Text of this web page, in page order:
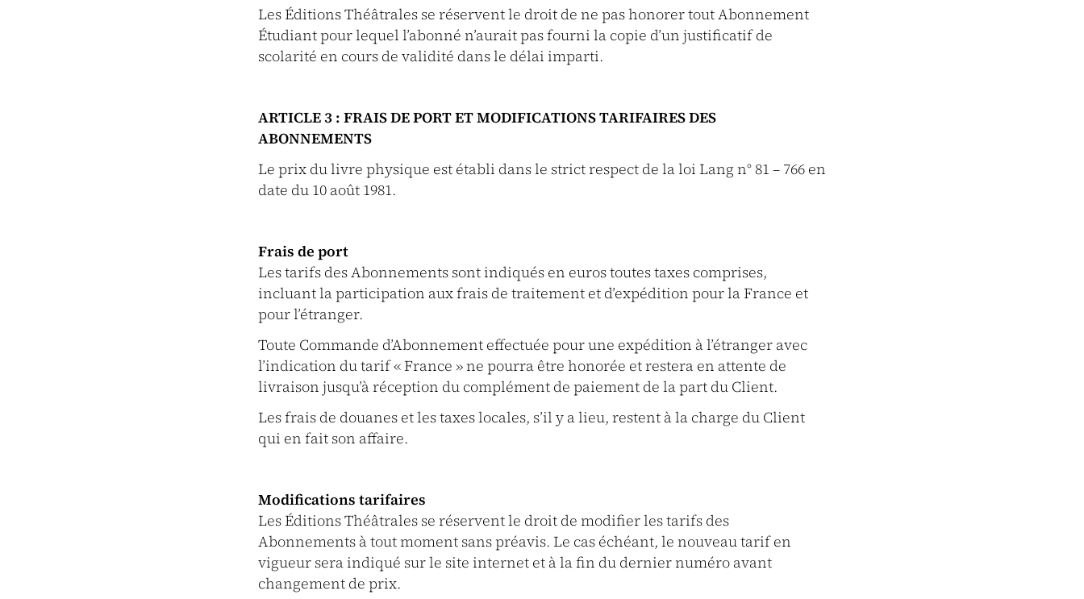
Les Éditions Théâtrales se réservent le droit de ne pas honorer tout Abonnement
Étudiant pour lequel l’abonné n’aurait pas fourni la copie d’un justificatif de
scolarité en cours de validité dans le délai imparti.
ARTICLE 3 : FRAIS DE PORT ET MODIFICATIONS TARIFAIRES DES
ABONNEMENTS
Le prix du livre physique est établi dans le strict respect de la loi Lang n° 81 – 766 en
date du 10 août 1981.
Frais de port
Les tarifs des Abonnements sont indiqués en euros toutes taxes comprises,
incluant la participation aux frais de traitement et d’expédition pour la France et
pour l’étranger.
Toute Commande d’Abonnement effectuée pour une expédition à l’étranger avec
l’indication du tarif « France » ne pourra être honorée et restera en attente de
livraison jusqu’à réception du complément de paiement de la part du Client.
Les frais de douanes et les taxes locales, s’il y a lieu, restent à la charge du Client
qui en fait son affaire.
Modifications tarifaires
Les Éditions Théâtrales se réservent le droit de modifier les tarifs des
Abonnements à tout moment sans préavis. Le cas échéant, le nouveau tarif en
vigueur sera indiqué sur le site internet et à la fin du dernier numéro avant
changement de prix.